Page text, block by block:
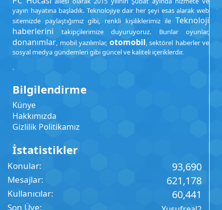
yayın hayatına başladık. Teknolojiye dair her şeyi esas alarak web
sitemizde paylaştığımız gibi, renkli kişiliklerimiz ile Teknoloji
haberlerini takipçilerimize duyuruyoruz. Bunlar oyunlar,
donanımlar, mobil yazılımlar, otomobil, sektörel haberler ve
sosyal medya gündemleri gibi güncel ve kaliteli içeriklerdir.
.
Bilgilendirme
Künye
Hakkımızda
Gizlilik Politikamız
İstatistikler
Konular 93,690
Mesajlar 621,178
Kullanıcılar 60,441
Son Üye